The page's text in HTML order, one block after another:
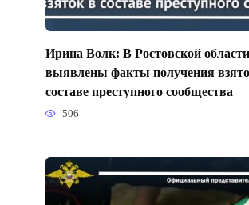
Ирина Волк: В Ростовской области
выявлены факты получения
составе преступного сообщества
506